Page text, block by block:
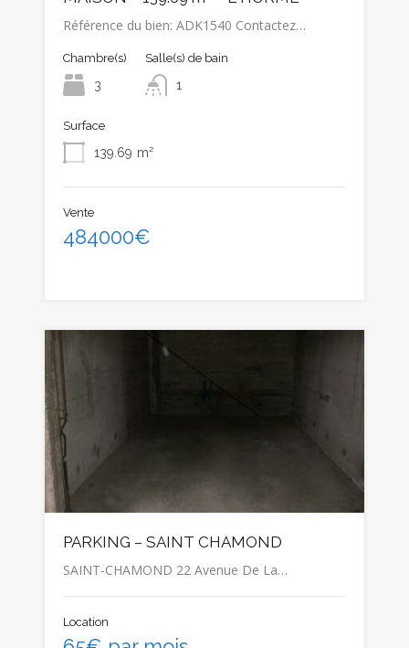
Référence du bien: ADK1540 Contactez…
Chambre(s)
3
Salle(s) de bain
1
Surface
139.69 m²
Vente
484000€
PARKING – SAINT CHAMOND
SAINT-CHAMOND 22 Avenue De La…
Location